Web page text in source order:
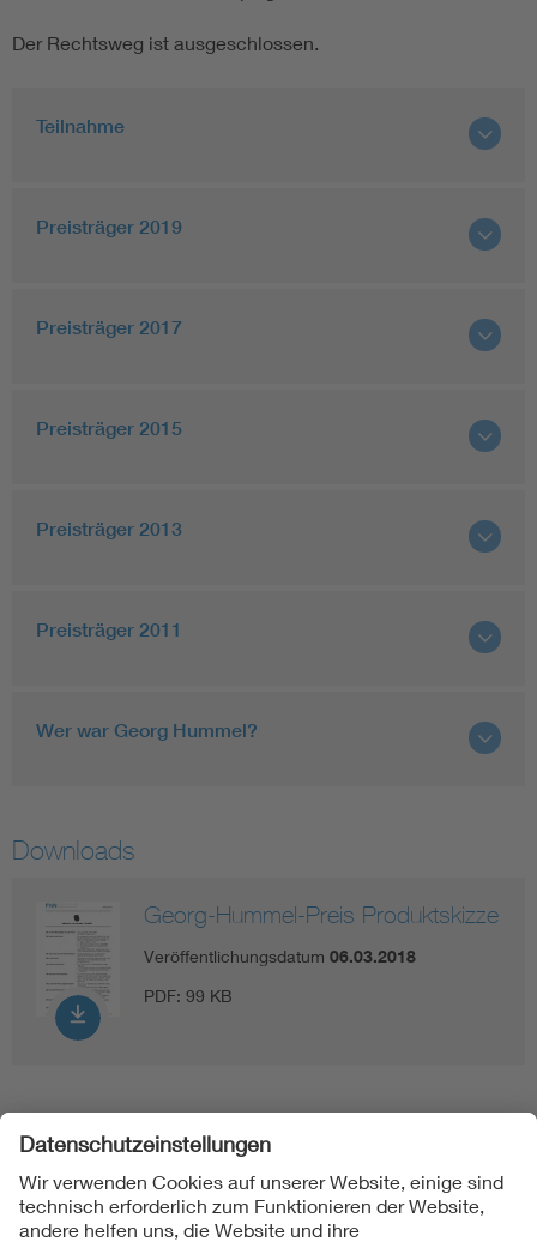
Der Rechtsweg ist ausgeschlossen.
Teilnahme
Preisträger 2019
Preisträger 2017
Preisträger 2015
Preisträger 2013
Preisträger 2011
Wer war Georg Hummel?
Downloads
Georg-Hummel-Preis Produktskizze
Veröffentlichungsdatum 06.03.2018
PDF: 99 KB
Folgen Sie uns